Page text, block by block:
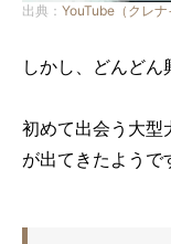
出典： YouTube（クレ
しかし、どんどん
初めて出会う大型
が出てきたようで